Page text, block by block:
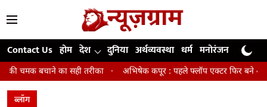
Contact Us होम देश दुनिया अर्थव्यवस्था धर्म मनोरंजन खेल
सही तरीका अभिषेक कपूर : पहले फ्लॉप एक्टर फिर बने अवॉर्ड विनिंग
ब्लॉग